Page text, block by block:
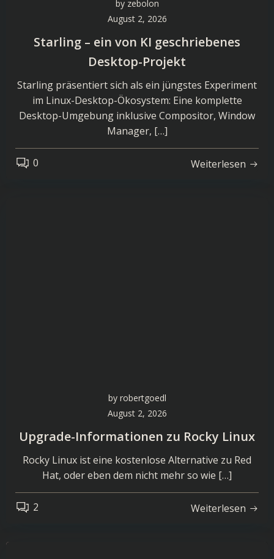
by zebolon
August 2, 2026
Starling – ein von KI geschriebenes
Desktop-Projekt
Starling präsentiert sich als ein jüngstes Experiment
im Linux-Desktop-Ökosystem: Eine komplette
Desktop-Umgebung inklusive Compositor, Window
Manager, […]
0 Weiterlesen
by robertgoedl
August 2, 2026
Upgrade-Informationen zu Rocky Linux
Rocky Linux ist eine kostenlose Alternative zu Red
Hat, oder eben dem nicht mehr so wie […]
2 Weiterlesen